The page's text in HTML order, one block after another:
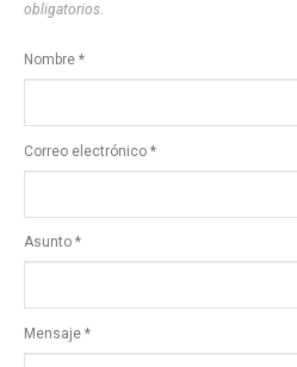
obligatorios.
Nombre *
Correo electrónico *
Asunto *
Mensaje *